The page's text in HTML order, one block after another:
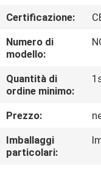
FATORY
TOUR
CONTROLLO
DI
QUALITÀ
CONTATTACI
Certificazione:
Numero di
modello:
Quantità di
ordine minimo:
Prezzo:
Imballaggi
particolari: